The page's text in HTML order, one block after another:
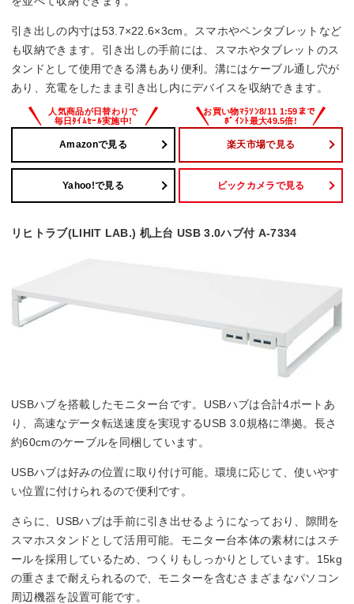
引き出しの内寸は53.7×22.6×3cm。スマホやペンタブレットなど
も収納できます。引き出しの手前には、スマホやタブレットのス
タンドとして使用できる溝もあり便利。溝にはケーブル通し穴が
あり、充電をしたまま引き出し内にデバイスを収納できます。
Amazonで見る 楽天市場で見る
Yahoo!で見る ビックカメラで見る
リヒトラブ(LIHIT LAB.) 机上台 USB 3.0ハブ付 A-7334
USBハブを搭載したモニター台です。USBハブは合計4ポートあ
り、高速なデータ転送速度を実現するUSB 3.0規格に準拠。長さ
約60cmのケーブルを同梱しています。
USBハブは好みの位置に取り付け可能。環境に応じて、使いやす
い位置に付けられるので便利です。
さらに、USBハブは手前に引き出せるようになっており、隙間を
スマホスタンドとして活用可能。モニター台本体の素材にはスチ
ールを採用しているため、つくりもしっかりとしています。15kg
の重さまで耐えられるので、モニターを含むさまざまなパソコン
周辺機器を設置可能です。